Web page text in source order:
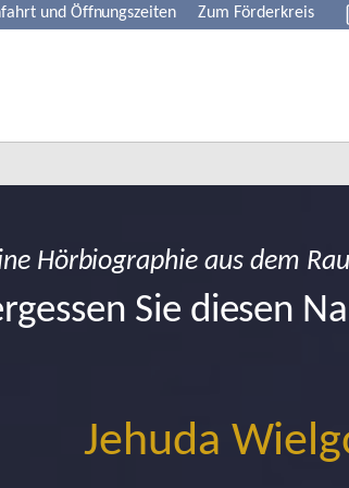
und Öffnungszeiten Zum Förderkreis
Hörbiographie aus dem
Sie diesen
Jehuda